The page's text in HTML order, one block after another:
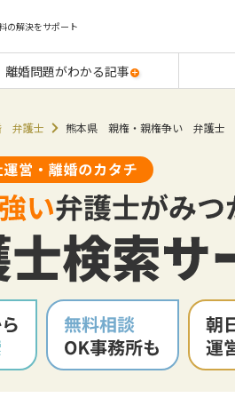
の解決をサポート
離婚問題がわかる記事
弁護士 熊本県 親権・親権争い 弁護士